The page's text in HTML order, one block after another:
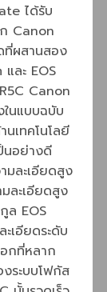
ได้รับ
Canon
ที่ผสานสอง
ละ EOS
Canon
นแบบฉบับ
เทคโนโลยี
นอย่างดี
มละเอียดสูง
ละเอียดสูง
ล EOS
เอียดระดับ
กที่หลาก
ระบบโฟกัส